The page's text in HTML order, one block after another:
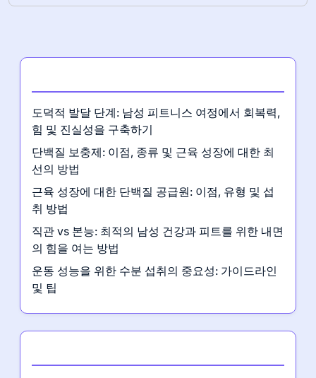
도덕적 발달 단계: 남성 피트니스 여정에서 회복력,
힘 및 진실성을 구축하기
단백질 보충제: 이점, 종류 및 근육 성장에 대한 최
선의 방법
근육 성장에 대한 단백질 공급원: 이점, 유형 및 섭
취 방법
직관 vs 본능: 최적의 남성 건강과 피트를 위한 내면
의 힘을 여는 방법
운동 성능을 위한 수분 섭취의 중요성: 가이드라인
및 팁